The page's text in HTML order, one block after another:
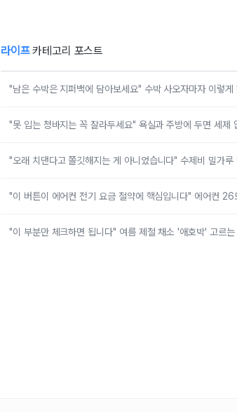
라이프카테고리 포스트
"남은 수박은 지퍼백에 담아보세요" 수박 사오자마자 이렇
"못 입는 청바지는 꼭 잘라두세요" 욕실과 주방에 두면 세제
"오래 치댄다고 쫄깃해지는 게 아니었습니다" 수제비 밀가
"이 버튼이 에어컨 전기 요금 절약에 핵심입니다" 에어컨
"이 부분만 체크하면 됩니다" 여름 제철 채소 '애호박' 고르는